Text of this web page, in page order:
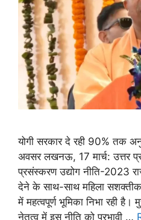
योगी सरकार दे रही 90% तक
अवसर लखनऊ, 17 मार्च: उत्तर
प्रसंस्करण उद्योग नीति-2023
देने के साथ-साथ महिला
में महत्वपूर्ण भूमिका निभा रही है।
नेतृत्व में इस नीति को प्रभावी …